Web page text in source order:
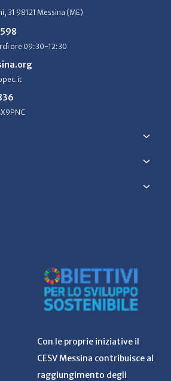
31 98121 Messina (ME)
ore 09:30-12:30
Con le proprie iniziative il
CESV Messina contribuisce al
raggiungimento degli